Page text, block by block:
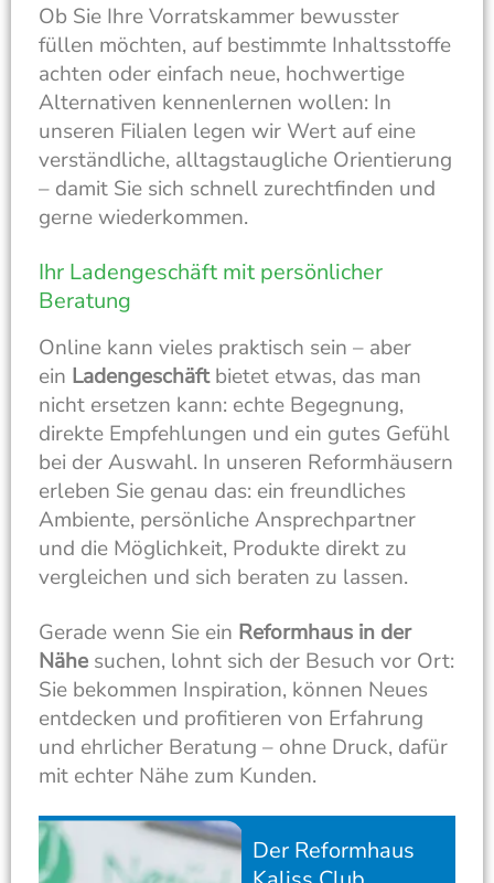
Ob Sie Ihre Vorratskammer bewusster
füllen möchten, auf bestimmte Inhaltsstoffe
achten oder einfach neue, hochwertige
Alternativen kennenlernen wollen: In
unseren Filialen legen wir Wert auf eine
verständliche, alltagstaugliche Orientierung
– damit Sie sich schnell zurechtfinden und
gerne wiederkommen.
Ihr Ladengeschäft mit persönlicher
Beratung
Online kann vieles praktisch sein – aber
ein Ladengeschäftbietet etwas, das man
nicht ersetzen kann: echte Begegnung,
direkte Empfehlungen und ein gutes Gefühl
bei der Auswahl. In unseren Reformhäusern
erleben Sie genau das: ein freundliches
Ambiente, persönliche Ansprechpartner
und die Möglichkeit, Produkte direkt zu
vergleichen und sich beraten zu lassen.
Gerade wenn Sie ein Reformhaus in der
Nähe suchen, lohnt sich der Besuch vor Ort:
Sie bekommen Inspiration, können Neues
entdecken und profitieren von Erfahrung
und ehrlicher Beratung – ohne Druck, dafür
mit echter Nähe zum Kunden.
Der Reformhaus